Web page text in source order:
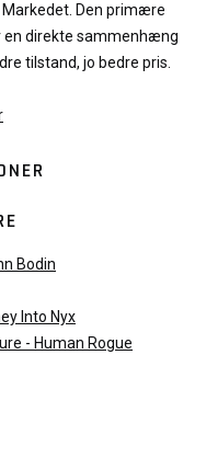
Den primære
en direkte sammenhæng
tilstand, jo bedre pris.
Bodin
Into Nyx
- Human Rogue